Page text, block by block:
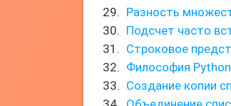
Разность
Подсчет часто
Строковое
Философия Python
Создание копии